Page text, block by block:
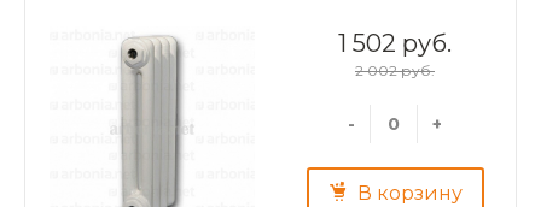
1 502 руб.
2 002 руб.
- +
В корзину